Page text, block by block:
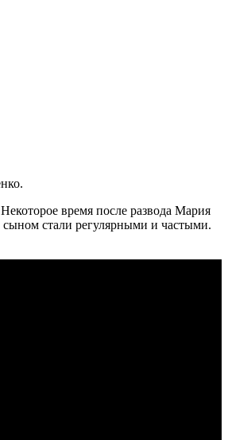
время после развода Мария
стали регулярными и частыми.